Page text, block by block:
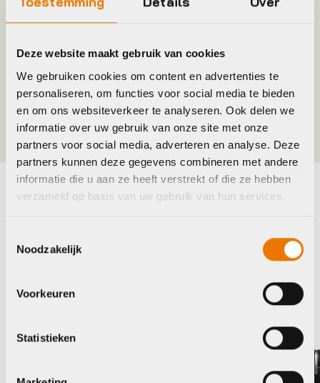
Deze website maakt gebruik van cookies
We gebruiken cookies om content en advertenties te
personaliseren, om functies voor social media te bieden
en om ons websiteverkeer te analyseren. Ook delen we
informatie over uw gebruik van onze site met onze
partners voor social media, adverteren en analyse. Deze
partners kunnen deze gegevens combineren met andere
informatie die u aan ze heeft verstrekt of die ze hebben
verzameld op basis van uw gebruik van hun services.
Noodzakelijk
Voorkeuren
Statistieken
Jaar
Maak je fiets compleet